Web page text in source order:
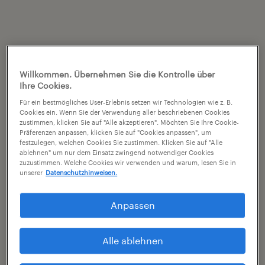
Willkommen. Übernehmen Sie die Kontrolle über
Ihre Cookies.
Für ein bestmögliches User-Erlebnis setzen wir Technologien wie z. B.
Cookies ein. Wenn Sie der Verwendung aller beschriebenen Cookies
zustimmen, klicken Sie auf "Alle akzeptieren". Möchten Sie Ihre Cookie-
Präferenzen anpassen, klicken Sie auf "Cookies anpassen", um
festzulegen, welchen Cookies Sie zustimmen. Klicken Sie auf "Alle
ablehnen" um nur dem Einsatz zwingend notwendiger Cookies
zuzustimmen. Welche Cookies wir verwenden und warum, lesen Sie in
unserer Datenschutzhinweisen.
Anpassen
Alle ablehnen